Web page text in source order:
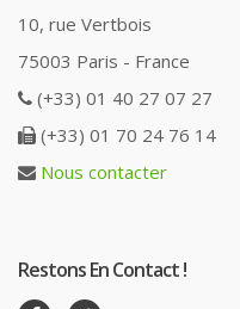
10, rue Vertbois
75003 Paris - France
(+33) 01 40 27 07 27
(+33) 01 70 24 76 14
Nous contacter
Restons En Contact !